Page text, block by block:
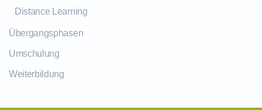
Distance Learning
Übergangsphasen
Umschulung
Weiterbildung